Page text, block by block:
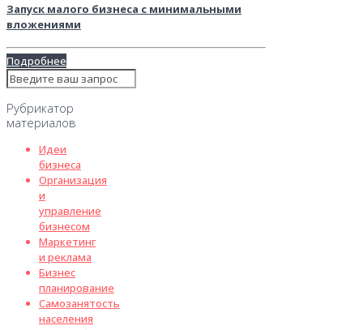
Запуск малого бизнеса с минимальными
вложениями
Подробнее
Рубрикатор
материалов
Идеи
бизнеса
Организация
и
управление
бизнесом
Маркетинг
и реклама
Бизнес
планирование
Самозанятость
населения